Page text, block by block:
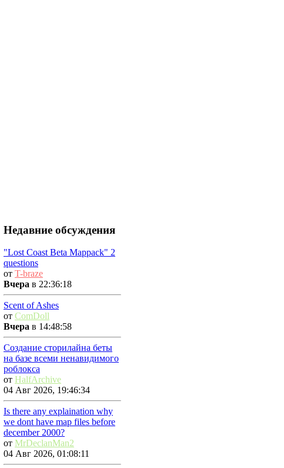
Недавние обсуждения
"Lost Coast Beta Mappack" 2
questions
от T-braze
Вчера в 22:36:18
Scent of Ashes
от ComDoll
Вчера в 14:48:58
Создание сторилайна беты
на базе всеми ненавидимого
роблокса
от HalfArchive
04 Авг 2026, 19:46:34
Is there any explaination why
we dont have map files before
december 2000?
от MrDeclanMan2
04 Авг 2026, 01:08:11